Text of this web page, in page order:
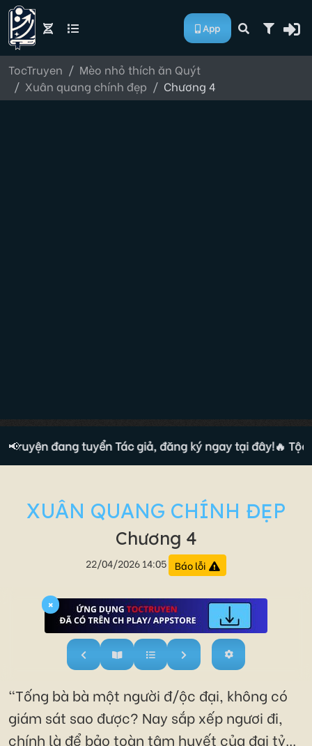
App
TocTruyen
Mèo nhỏ thích ăn Quýt
Xuân quang chính đẹp
Chương 4
📢 đang tuyển Tác giả, đăng ký ngay tại đây!🔥 Tộc
XUÂN QUANG CHÍNH ĐẸP
Chương 4
22/04/2026 14:05 Báo lỗi
×
"Tống bà bà một người đ/ộc đại, không có
giám sát sao được? Nay sắp xếp ngươi đi,
chính là để bảo toàn tâm huyết của đại tỷ...